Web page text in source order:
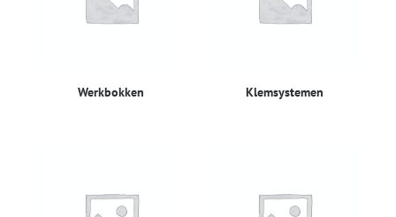
Werkbokken Klemsystemen